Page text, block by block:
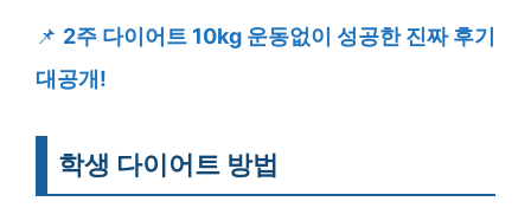
📌 2주 다이어트 10kg 운동없이 성공한 진짜 후기
대공개!
학생 다이어트 방법